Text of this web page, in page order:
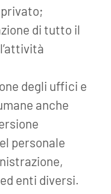
di tutto il
degli uffici e
anche
personale
enti diversi.